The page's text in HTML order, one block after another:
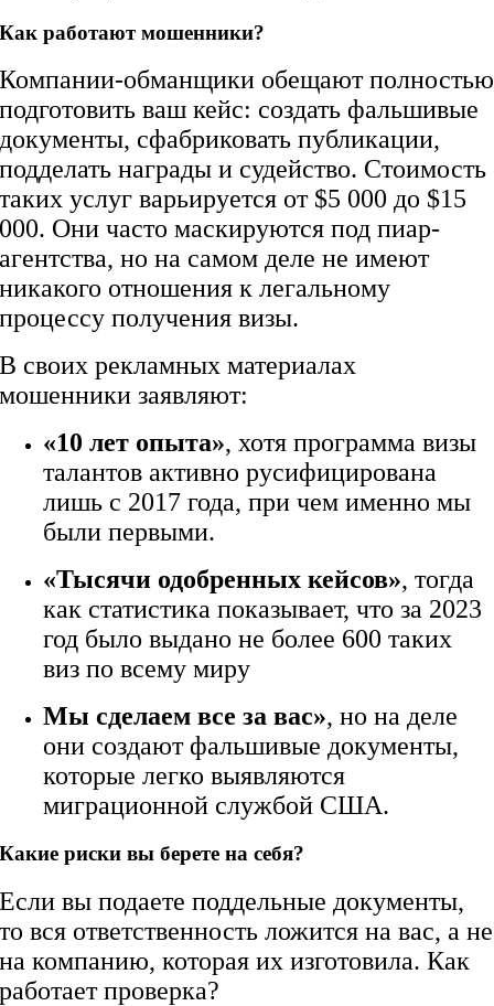
Как работают мошенники?
Компании-обманщики обещают полностью
подготовить ваш кейс: создать фальшивые
документы, сфабриковать публикации,
подделать награды и судейство. Стоимость
таких услуг варьируется от $5 000 до $15
000. Они часто маскируются под пиар-
агентства, но на самом деле не имеют
никакого отношения к легальному
процессу получения визы.
В своих рекламных материалах
мошенники заявляют:
«10 лет опыта», хотя программа визы
талантов активно русифицирована
лишь с 2017 года, при чем именно мы
были первыми.
«Тысячи одобренных кейсов», тогда
как статистика показывает, что за 2023
год было выдано не более 600 таких
виз по всему миру
Мы сделаем все за вас», но на деле
они создают фальшивые документы,
которые легко выявляются
миграционной службой США.
Какие риски вы берете на себя?
Если вы подаете поддельные документы,
то вся ответственность ложится на вас, а не
на компанию, которая их изготовила. Как
работает проверка?